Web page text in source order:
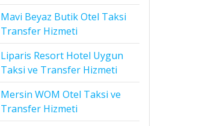
Mavi Beyaz Butik Otel Taksi
Transfer Hizmeti
Liparis Resort Hotel Uygun
Taksi ve Transfer Hizmeti
Mersin WOM Otel Taksi ve
Transfer Hizmeti